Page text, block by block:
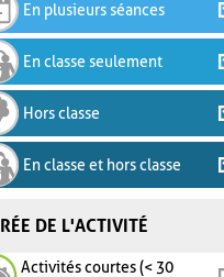
En plusieurs séances
En classe seulement
Hors classe
En classe et hors classe
DE L'ACTIVITÉ
Activités courtes (< 30